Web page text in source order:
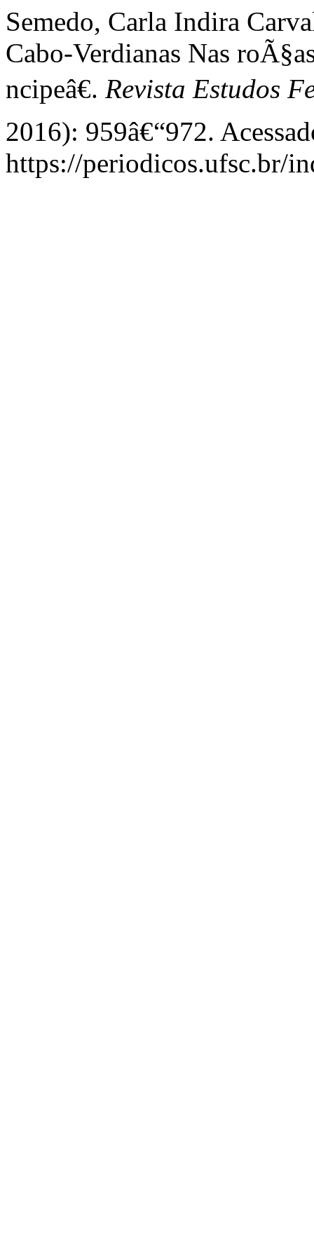
Semedo, Carla Indira
Cabo-Verdianas Nas
ncipeâ€. Revista Estudos
2016): 959â€“972.
https://periodicos.ufsc.br/